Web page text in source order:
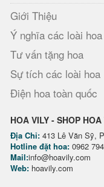
Giới Thiệu
Ý nghĩa các loài hoa
Tư vấn tặng hoa
Sự tích các loài hoa
Điện hoa toàn quốc
HOA VILY - SHOP
Địa Chỉ: 413 Lê Văn Sỹ,
Hotline đặt hoa: 0962
Mail:info@hoavily.com
Web: hoavily.com